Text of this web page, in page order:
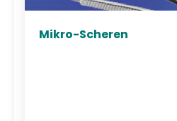
Mikro-Scheren